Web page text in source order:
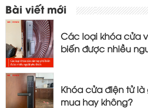
Điều
hướng
bài
viết
Bài viết mới
Các loại khóa cửa
biến được nhiều
Khóa cửa điện tử là
mua hay không?